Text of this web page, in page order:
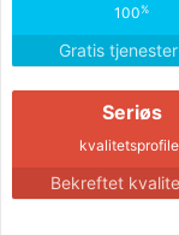
100%
Gratis tjenester
Seriøs
Bekreftet